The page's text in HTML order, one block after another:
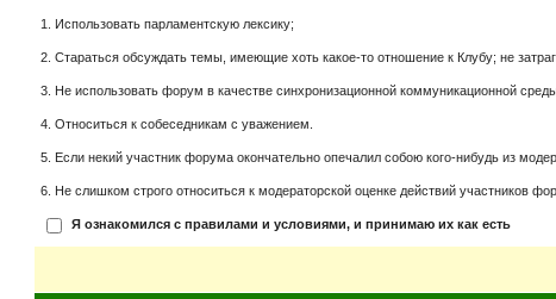
1. Использовать парламентскую лексику;
2. Стараться обсуждать темы, имеющие хоть какое-то отношение к Клубу; не
3. Не использовать форум в качестве синхронизационной коммуникационной
4. Относиться к собеседникам с уважением.
5. Если некий участник форума окончательно опечалил собою кого-нибудь из
6. Не слишком строго относиться к модераторской оценке действий участников
Я ознакомился с правилами и условиями, и принимаю их как есть